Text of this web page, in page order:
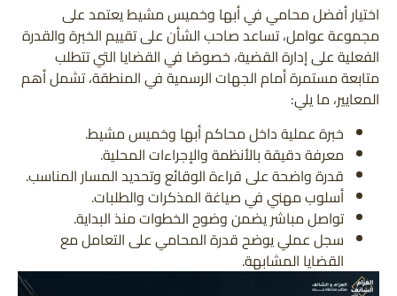
اختيار أفضل محامي في أبها وخميس مشيط يعتمد على
مجموعة عوامل، تساعد صاحب الشأن على تقييم الخبرة والقدرة
الفعلية على إدارة القضية، خصوصًا في القضايا التي تتطلب
متابعة مستمرة أمام الجهات الرسمية في المنطقة، تشمل أهم
المعايير، ما يلي:
خبرة عملية داخل محاكم أبها وخميس مشيط.
معرفة دقيقة بالأنظمة والإجراءات المحلية.
قدرة واضحة على قراءة الوقائع وتحديد المسار المناسب.
أسلوب مهني في صياغة المذكرات والطلبات.
تواصل مباشر يضمن وضوح الخطوات منذ البداية.
سجل عملي يوضح قدرة المحامي على التعامل مع
القضايا المشابهة.